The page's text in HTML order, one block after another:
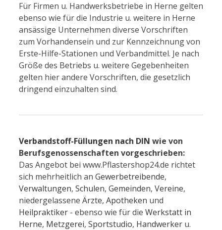
Für Firmen u. Handwerksbetriebe in Herne gelten
ebenso wie für die Industrie u. weitere in Herne
ansässige Unternehmen diverse Vorschriften
zum Vorhandensein und zur Kennzeichnung von
Erste-Hilfe-Stationen und Verbandmittel. Je nach
Größe des Betriebs u. weitere Gegebenheiten
gelten hier andere Vorschriften, die gesetzlich
dringend einzuhalten sind.
Verbandstoff-Füllungen nach DIN wie von
Berufsgenossenschaften vorgeschrieben:
Das Angebot bei www.Pflastershop24.de richtet
sich mehrheitlich an Gewerbetreibende,
Verwaltungen, Schulen, Gemeinden, Vereine,
niedergelassene Ärzte, Apotheken und
Heilpraktiker - ebenso wie für die Werkstatt in
Herne, Metzgerei, Sportstudio, Handwerker u.